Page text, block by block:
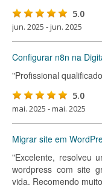
5.0
jun. 2025 - jun. 2025
Configurar n8n na
"Profissional
5.0
mai. 2025 - mai. 2025
Migrar site em
"Excelente, resolveu
wordpress com site
vida. Recomendo